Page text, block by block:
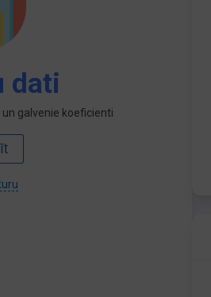
dati
galvenie koeficienti